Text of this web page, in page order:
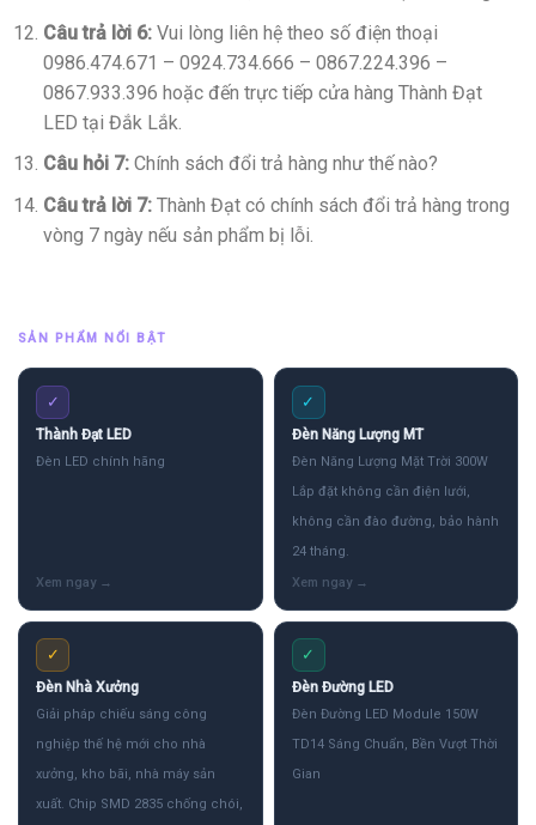
Câu trả lời 6:Vui lòng liên hệ theo số điện thoại
0986.474.671 – 0924.734.666 – 0867.224.396 –
0867.933.396 hoặc đến trực tiếp cửa hàng Thành Đạt
LED tại Đắk Lắk.
Câu hỏi 7:Chính sách đổi trả hàng như thế nào?
Câu trả lời 7:Thành Đạt có chính sách đổi trả hàng trong
vòng 7 ngày nếu sản phẩm bị lỗi.
SẢN PHẨM NỔI BẬT
✓
Thành Đạt LED
Đèn LED chính hãng
✓
Đèn Năng Lượng MT
Đèn Năng Lượng Mặt Trời 300W
Lắp đặt không cần điện lưới,
không cần đào đường, bảo hành
24 tháng.
✓
Đèn Nhà Xưởng
Giải pháp chiếu sáng công
nghiệp thế hệ mới cho nhà
xưởng, kho bãi, nhà máy sản
xuất. Chip SMD 2835 chống chói,
✓
Đèn Đường LED
Đèn Đường LED Module 150W
TD14 Sáng Chuẩn, Bền Vượt Thời
Gian